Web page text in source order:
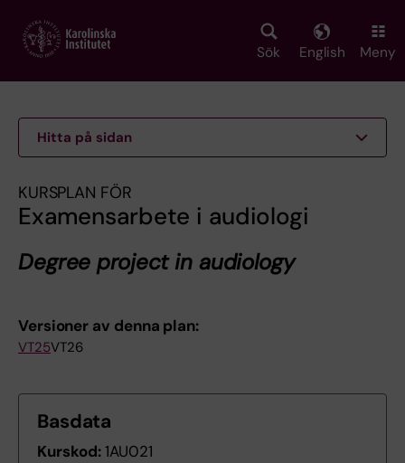
main
Sök English Meny
Hitta på sidan
KURSPLAN FÖR
Examensarbete i audiologi
Degree project in audiology
Versioner av denna plan:
VT25VT26
Basdata
Kurskod:1AU021